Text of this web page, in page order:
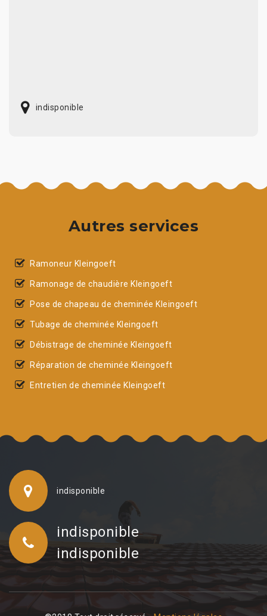
indisponible
Autres services
Ramoneur Kleingoeft
Ramonage de chaudière Kleingoeft
Pose de chapeau de cheminée Kleingoeft
Tubage de cheminée Kleingoeft
Débistrage de cheminée Kleingoeft
Réparation de cheminée Kleingoeft
Entretien de cheminée Kleingoeft
indisponible
indisponible
indisponible